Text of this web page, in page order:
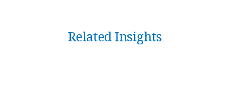
Related Insights